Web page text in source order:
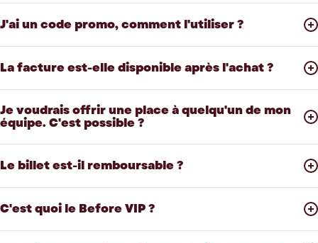
J'ai un code promo, comment l'utiliser ?
La facture est-elle disponible après l'achat ?
Je voudrais offrir une place à quelqu'un de mon
équipe. C'est possible ?
Le billet est-il remboursable ?
C'est quoi le Before VIP ?